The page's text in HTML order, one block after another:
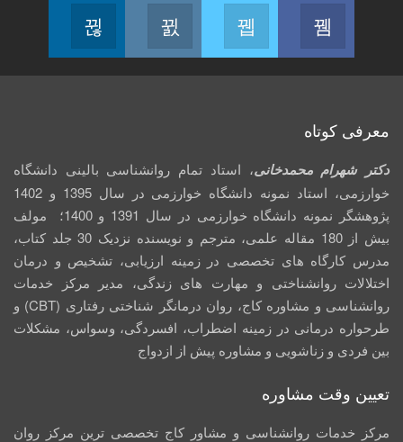
Facebook
Join us on Facebook
Twitter
Join us on Twitter
Instagram
Join us on Instagram
معرفی کوتاه
دکتر شهرام محمدخانی، استاد تمام روانشناسی بالینی دانشگاه
خوارزمی، استاد نمونه دانشگاه خوارزمی در سال 1395 و 1402
پژوهشگر نمونه دانشگاه خوارزمی در سال 1391 و 1400؛ مولف
بیش از 180 مقاله علمی، مترجم و نویسنده نزدیک 30 جلد کتاب،
مدرس کارگاه­ های تخصصی در زمینه ارزیابی، تشخیص و درمان
اختلالات روانشناختی و مهارت های زندگی، مدیر مرکز خدمات
روانشناسی و مشاوره کاج، روان­ درمانگر شناختی رفتاری (CBT) و
طرحواره درمانی در زمینه اضطراب، افسردگی، وسواس، مشکلات
بین فردی و زناشویی و مشاوره پیش از ازدواج
تعیین وقت مشاوره
مرکز خدمات روانشناسی و مشاور کاج تخصصی‏ ترین مرکز روان